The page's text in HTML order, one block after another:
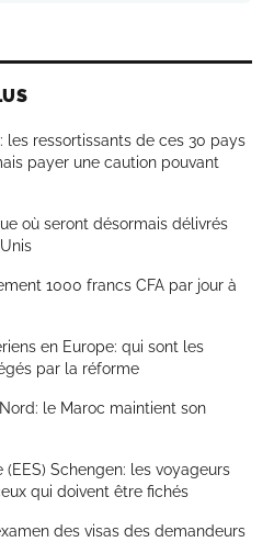
les ressortissants de ces 30 pays
payer une caution pouvant
où seront désormais délivrés
1000 francs CFA par jour à
en Europe: qui sont les
par la réforme
le Maroc maintient son
Schengen: les voyageurs
qui doivent être fichés
des visas des demandeurs